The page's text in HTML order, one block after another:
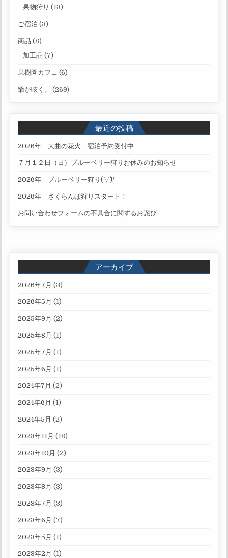
果物狩り (13)
ご宿泊 (3)
商品 (8)
加工品 (7)
果樹園カフェ (6)
爺が呟く。 (269)
最近の投稿
2026年 大曲の花火 宿泊予約受付中
７月１２日（日）ブルーベリー狩りお休みのお知らせ
2026年 ブルーベリー狩り(^▽^)/
2026年 さくらんぼ狩りスタート！
お問い合わせフォームの不具合に関するお詫び
アーカイブ
2026年7月 (3)
2026年5月 (1)
2025年9月 (2)
2025年8月 (1)
2025年7月 (1)
2025年6月 (1)
2024年7月 (2)
2024年6月 (1)
2024年5月 (2)
2023年11月 (18)
2023年10月 (2)
2023年9月 (3)
2023年8月 (3)
2023年7月 (3)
2023年6月 (7)
2023年5月 (1)
2023年2月 (1)